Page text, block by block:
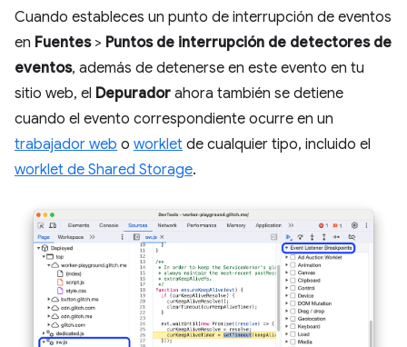
Cuando estableces un punto de interrupción de eventos
en Fuentes> Puntos de interrupción de detectores de
eventos, además de detenerse en este evento en tu
sitio web, el Depurador ahora también se detiene
cuando el evento correspondiente ocurre en un
trabajador web o worklet de cualquier tipo, incluido el
worklet de Shared Storage.